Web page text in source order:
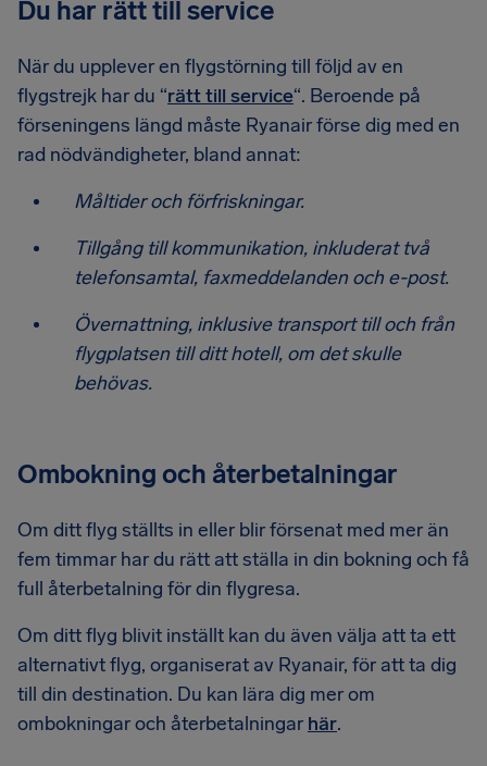
Du har rätt till service
När du upplever en flygstörning till följd av en
flygstrejk har du “rätt till service“. Beroende på
förseningens längd måste Ryanair förse dig med en
rad nödvändigheter, bland annat:
Måltider och förfriskningar.
Tillgång till kommunikation, inkluderat två
telefonsamtal, faxmeddelanden och e-post.
Övernattning, inklusive transport till och från
flygplatsen till ditt hotell, om det skulle
behövas.
Ombokning och återbetalningar
Om ditt flyg ställts in eller blir försenat med mer än
fem timmar har du rätt att ställa in din bokning och få
full återbetalning för din flygresa.
Om ditt flyg blivit inställt kan du även välja att ta ett
alternativt flyg, organiserat av Ryanair, för att ta dig
till din destination. Du kan lära dig mer om
ombokningar och återbetalningar här.